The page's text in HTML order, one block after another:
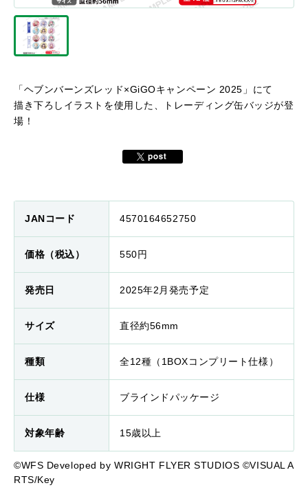
「ヘブンバーンズレッド×GiGOキャンペーン 2025」にて
描き下ろしイラストを使用した、トレーディング缶バッジが登
場！
JANコード 4570164652750
価格（税込） 550円
発売日 2025年2月発売予定
サイズ 直径約56mm
種類 全12種（1BOXコンプリート仕様）
仕様 ブラインドパッケージ
対象年齢 15歳以上
©WFS Developed by WRIGHT FLYER STUDIOS ©VISUAL A
RTS/Key